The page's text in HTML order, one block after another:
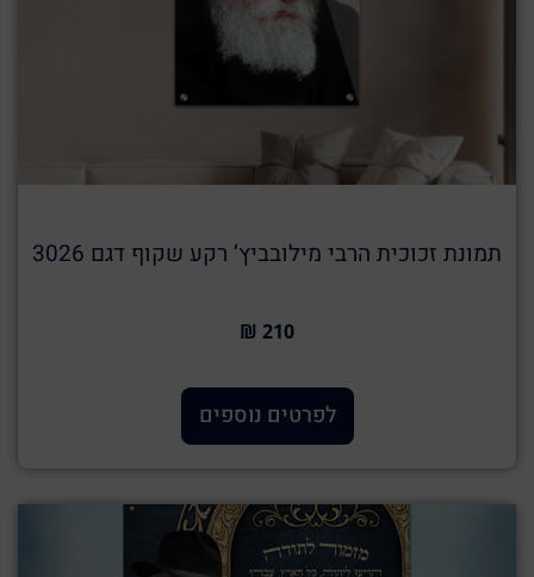
תמונת זכוכית הרבי מילובביץ’ רקע שקוף דגם 3026
210 ₪
לפרטים נוספים